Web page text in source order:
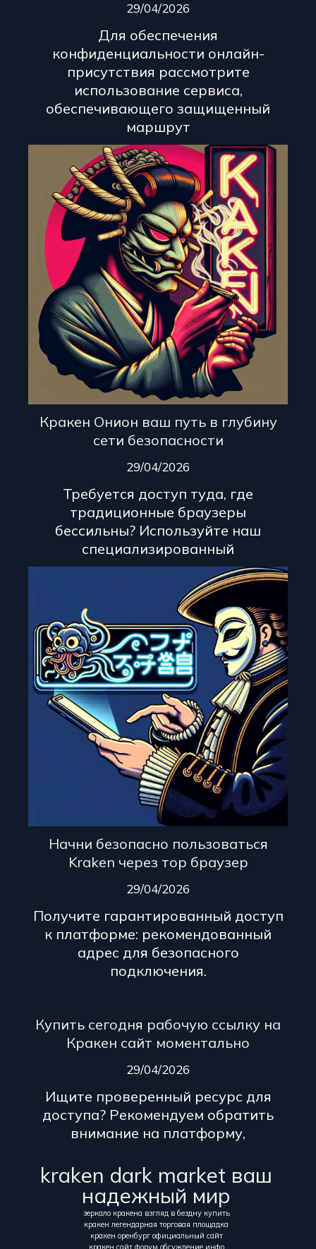
29/04/2026
Для обеспечения
конфиденциальности онлайн-
присутствия рассмотрите
использование сервиса,
обеспечивающего защищенный
маршрут
Кракен Онион ваш путь в глубину
сети безопасности
29/04/2026
Требуется доступ туда, где
традиционные браузеры
бессильны? Используйте наш
специализированный
Начни безопасно пользоваться
Kraken через тор браузер
29/04/2026
Получите гарантированный доступ
к платформе: рекомендованный
адрес для безопасного
подключения.
Купить сегодня рабочую ссылку на
Кракен сайт моментально
29/04/2026
Ищите проверенный ресурс для
доступа? Рекомендуем обратить
внимание на платформу,
kraken dark market ваш
надежный мир
зеркало кракена взгляд в бездну купить
кракен легендарная торговая площадка
кракен оренбург официальный сайт
кракен сайт форум обсуждение инфо